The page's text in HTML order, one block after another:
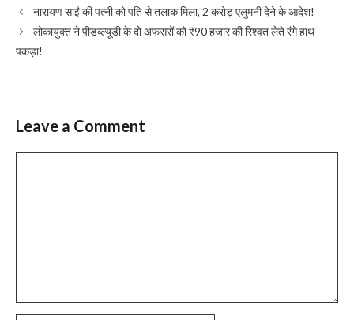
नारायण साईं की पत्नी को पति से तलाक मिला, 2 करोड़ एलुमनी देने के आदेश!
लोकायुक्त ने पीडब्ल्यूडी के दो अफसरों को ₹90 हजार की रिश्वत लेते रंगे हाथ
पकड़ा!
Leave a Comment